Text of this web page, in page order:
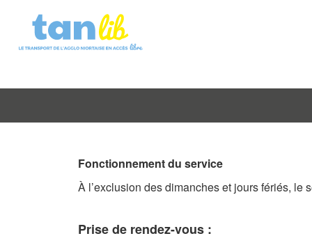
Fonctionnement du service
À l’exclusion des dimanches et jours fériés,
Prise de rendez-vous :